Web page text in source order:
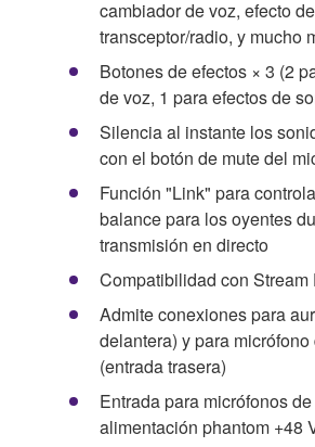
cambiador de voz, efecto
transceptor/radio, y mucho
Botones de efectos × 3 (2
de voz, 1 para efectos de
Silencia al instante los
con el botón de mute del
Función "Link" para
balance para los oyentes
transmisión en directo
Compatibilidad con
Admite conexiones para
delantera) y para
(entrada trasera)
Entrada para micrófonos
alimentación phantom +48